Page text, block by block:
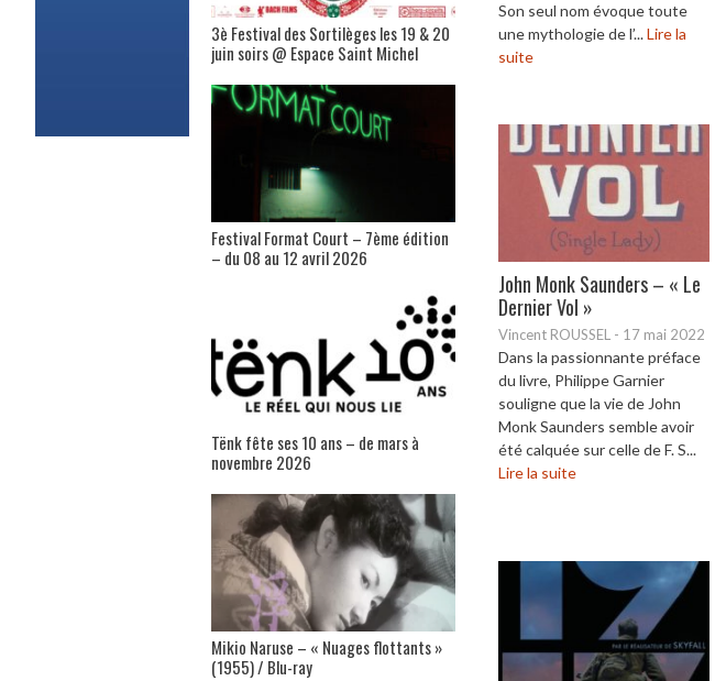
Son seul nom évoque toute
une mythologie de l’...Lire la
suite
John Monk Saunders – « Le
Dernier Vol »
Vincent ROUSSEL - 17 mai 2022
Dans la passionnante préface
du livre, Philippe Garnier
souligne que la vie de John
Monk Saunders semble avoir
été calquée sur celle de F. S...
Lire la suite
3è Festival des Sortilèges les 19 & 20
juin soirs @ Espace Saint Michel
Festival Format Court – 7ème édition
– du 08 au 12 avril 2026
Tënk fête ses 10 ans – de mars à
novembre 2026
Mikio Naruse – « Nuages flottants »
(1955) / Blu-ray